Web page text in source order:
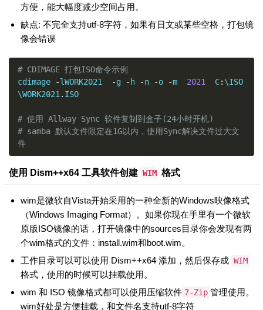
方便，能大幅度减少空间占用。
缺点: 不完全支持utf-8字符，如果有日文或某些空格，打包镜
像会错误
# CDIMAGE 打包ISO命令示例
cdimage
-lWORK2021 -g - h -n -o -m 2021
  C
: \ISO
\WORK2021. ISO
# 使用 Allway Sync 软件复制到盒子(24小时开机)
# samba 默认文件限定在1G以内，使用Sync解决文件过大文
件
使用 Dism++x64 工具软件创建 WIM 格式
wim是微软自Vista开始采用的一种全新的Windows映像格式
（Windows Imaging Format）。如果你现在手里有一个微软
原版ISO镜像的话，打开镜像中的sources目录你会发现有两
个wim格式的文件：install.wim和boot.wim。
工作目录可以可以使用 Dism++x64 添加，然后保存成 WIM
格式，使用的时候可以挂载使用。
wim 和 ISO 镜像格式都可以使用压缩软件 7-Zip 管理使用。
wim好处是方便挂载，和文件名支持utf-8字符